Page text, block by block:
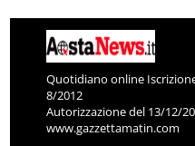
Quotidiano online
8/2012
Autorizzazione del 13/12/
www.gazzettamatin.com